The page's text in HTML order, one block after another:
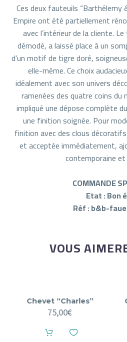
Ces deux fauteuils
Empire ont été partiellement
avec l’intérieur de la cliente.
démodé, a laissé place à un
d’un motif de tigre doré,
elle-même. Ce choix
idéalement avec son univers
ramenées des quatre coins du
impliqué une dépose complète
une finition soignée. Pour
finition avec des clous
et acceptée immédiatement,
contemporaine
COMMANDE
Etat : Bon
Réf : b&b-
VOUS
Chevet “Charles”
75,00€